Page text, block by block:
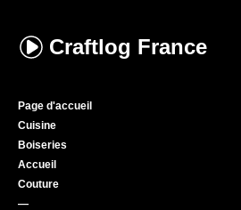
Craftlog France
Page d'accueil
Cuisine
Boiseries
Accueil
Couture
—